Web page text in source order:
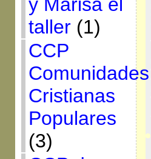
taller(1)
CCP
Comunidades
Cristianas
Populares
(3)